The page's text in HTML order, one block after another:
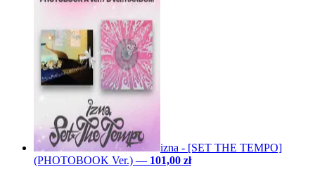
izna - [SET THE TEMPO]
(PHOTOBOOK Ver.) — 101,00 zł